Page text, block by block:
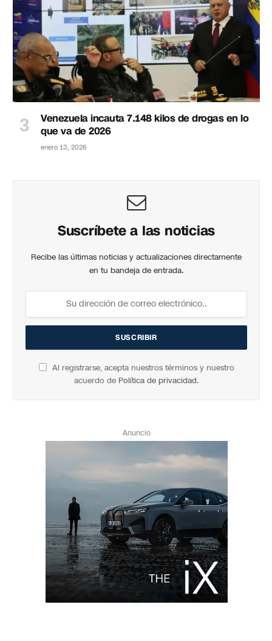
Venezuela incauta 7.148 kilos de drogas en lo
que va de 2026
enero 13, 2026
Suscríbete a las noticias
Recibe las últimas noticias y actualizaciones directamente
en tu bandeja de entrada.
Al registrarse, acepta nuestros términos y nuestro
acuerdo de Política de privacidad.
Anuncio